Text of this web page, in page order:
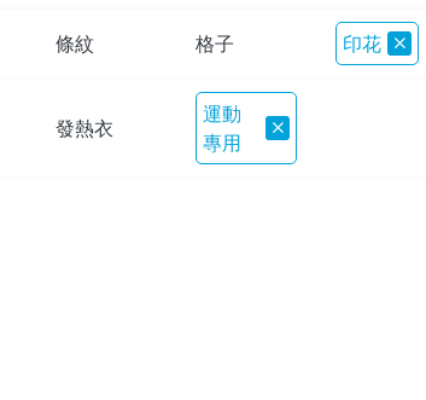
條紋 格子 印花
發熱衣
運動
專用